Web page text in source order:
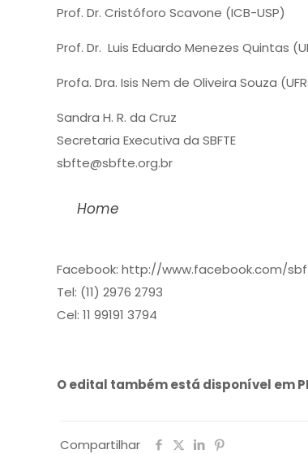
Prof. Dr. Cristóforo Scavone (ICB-USP)
Prof. Dr. Luis Eduardo Menezes Quintas
Profa. Dra. Isis Nem de Oliveira Souza
Sandra H. R. da Cruz
Secretaria Executiva da SBFTE
sbfte@sbfte.org.br
Home
Facebook: http://www.facebook.com/
Tel: (11) 2976 2793
Cel: 11 99191 3794
O edital também está disponível em
Compartilhar